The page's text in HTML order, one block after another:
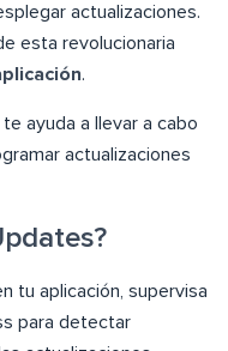
actualizaciones.
esta revolucionaria
.
te ayuda a llevar a cabo
actualizaciones
tu aplicación, supervisa
para detectar